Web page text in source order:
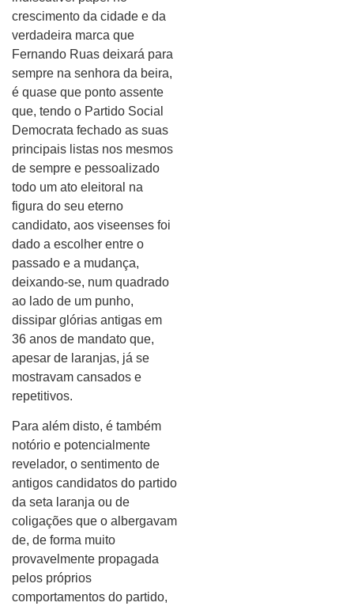
crescimento da cidade e da
verdadeira marca que
Fernando Ruas deixará para
sempre na senhora da beira,
é quase que ponto assente
que, tendo o Partido Social
Democrata fechado as suas
principais listas nos mesmos
de sempre e pessoalizado
todo um ato eleitoral na
figura do seu eterno
candidato, aos viseenses foi
dado a escolher entre o
passado e a mudança,
deixando-se, num quadrado
ao lado de um punho,
dissipar glórias antigas em
36 anos de mandato que,
apesar de laranjas, já se
mostravam cansados e
repetitivos.
Para além disto, é também
notório e potencialmente
revelador, o sentimento de
antigos candidatos do partido
da seta laranja ou de
coligações que o albergavam
de, de forma muito
provavelmente propagada
pelos próprios
comportamentos do partido,